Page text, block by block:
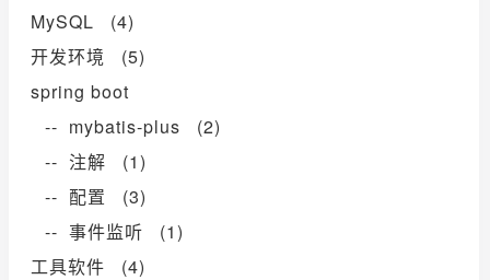
MySQL (4)
开发环境 (5)
spring boot
-- mybatis-plus (2)
-- 注解 (1)
-- 配置 (3)
-- 事件监听 (1)
工具软件 (4)